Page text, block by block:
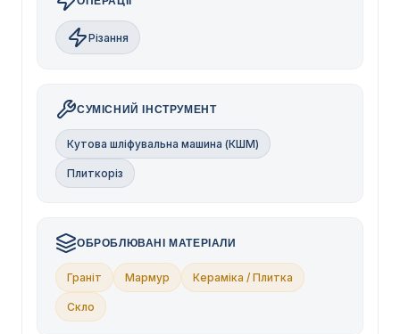
Різання
СУМІСНИЙ ІНСТРУМЕНТ
Кутова шліфувальна машина (КШМ)
Плиткоріз
ОБРОБЛЮВАНІ МАТЕРІАЛИ
Граніт Мармур Кераміка / Плитка
Скло